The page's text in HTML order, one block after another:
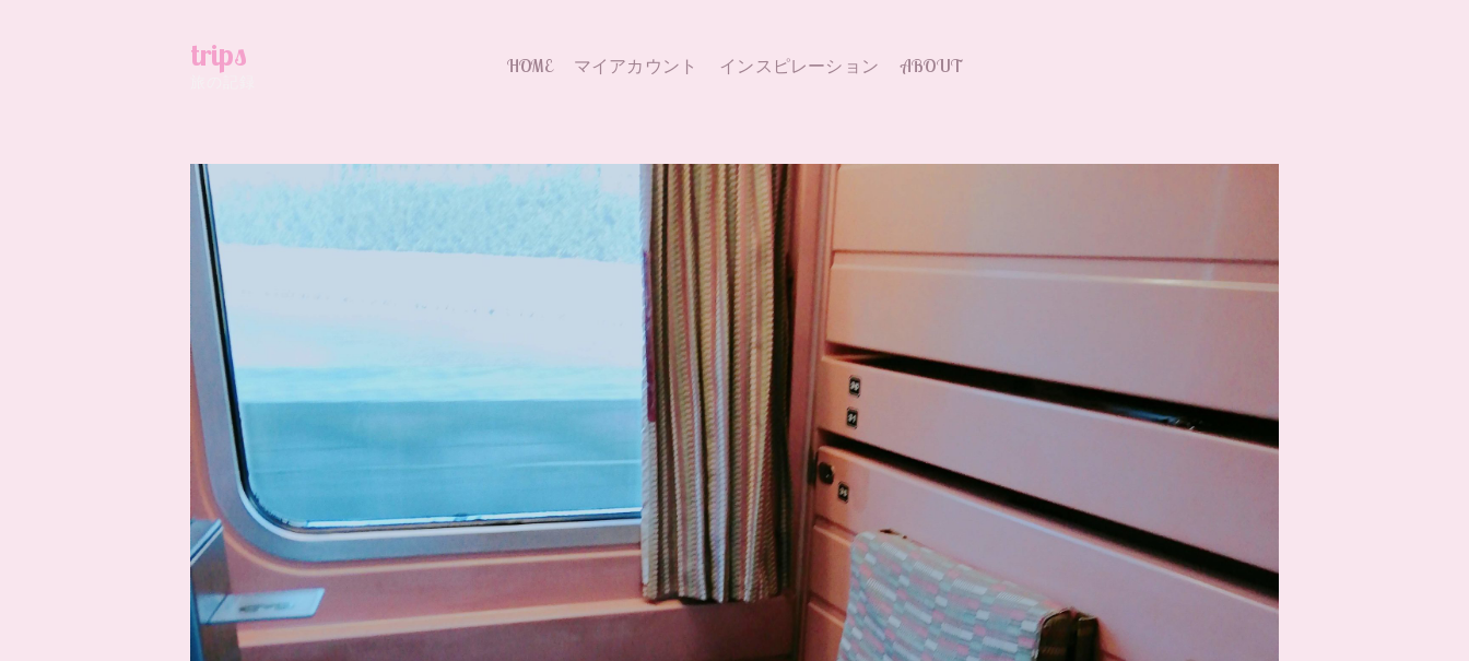
trips HOME マイアカウント インスピレーション ABOUT